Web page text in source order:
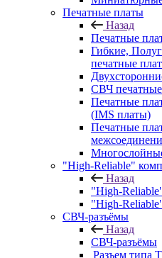
Печатные платы
Назад
Печатные
Гибкие,
печатные
СВЧ
Печатные
(IMS платы)
Печатные
"High-Reliable"
Назад
"High-
"High-
СВЧ-разъёмы
Назад
СВЧ-разъёмы
Разъем типа